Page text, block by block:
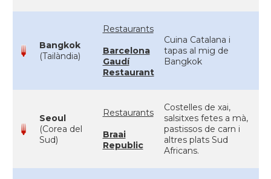
Bangkok
(Tailàndia)
Restaurants
Barcelona
Gaudí
Restaurant
Cuina Catalana i
tapas al mig de
Bangkok
Seoul
(Corea del
Sud)
Restaurants
Braai
Republic
Costelles de xai,
salsitxes fetes a mà,
pastissos de carn i
altres plats Sud
Africans.